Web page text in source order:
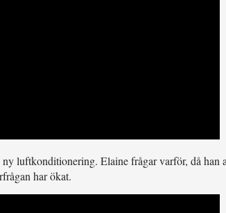
ny luftkonditionering. Elaine frågar varför, då
har ökat.